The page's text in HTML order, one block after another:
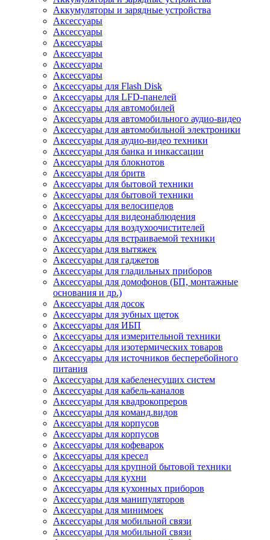
Аккумуляторы и зарядные устройства
Аксессуары
Аксессуары
Аксессуары
Аксессуары
Аксессуары
Аксессуары
Аксессуары для Flash Disk
Аксессуары для LFD-панелей
Аксессуары для автомобилей
Аксессуары для автомобильного аудио-видео
Аксессуары для автомобильной электроники
Аксессуары для аудио-видео техники
Аксессуары для банка и инкассации
Аксессуары для блокнотов
Аксессуары для бритв
Аксессуары для бытовой техники
Аксессуары для бытовой техники
Аксессуары для велосипедов
Аксессуары для видеонаблюдения
Аксессуары для воздухоочистителей
Аксессуары для встраиваемой техники
Аксессуары для вытяжек
Аксессуары для гаджетов
Аксессуары для гладильных приборов
Аксессуары для домофонов (БП, монтажные
основания и др.)
Аксессуары для досок
Аксессуары для зубных щеток
Аксессуары для ИБП
Аксессуары для измерительной техники
Аксессуары для изотермических товаров
Аксессуары для источников бесперебойного
питания
Аксессуары для кабеленесущих систем
Аксессуары для кабель-каналов
Аксессуары для квадрокопреров
Аксессуары для команд.видов
Аксессуары для корпусов
Аксессуары для корпусов
Аксессуары для кофеварок
Аксессуары для кресел
Аксессуары для крупной бытовой техники
Аксессуары для кухни
Аксессуары для кухонных приборов
Аксессуары для манипуляторов
Аксессуары для минимоек
Аксессуары для мобильной связи
Аксессуары для мобильной связи